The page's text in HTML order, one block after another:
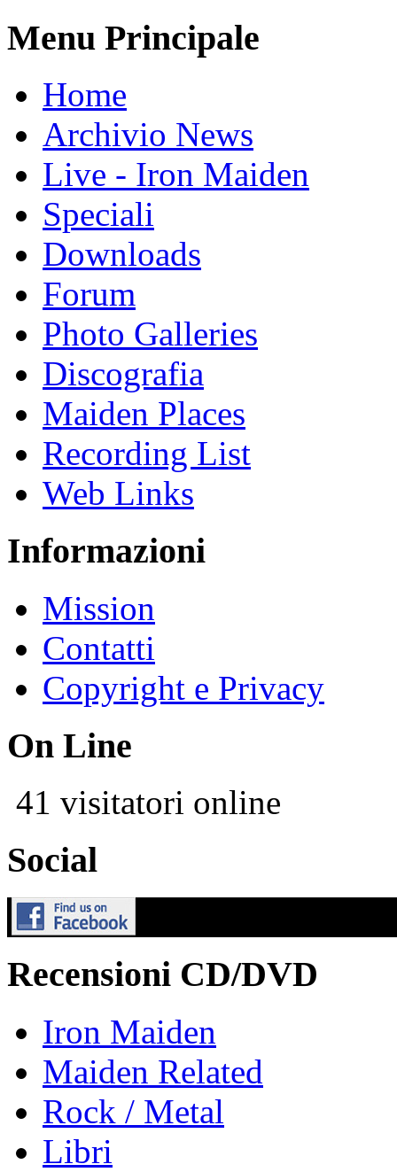
Menu Principale
Home
Archivio News
Live - Iron Maiden
Speciali
Downloads
Forum
Photo Galleries
Discografia
Maiden Places
Recording List
Web Links
Informazioni
Mission
Contatti
Copyright e Privacy
On Line
41 visitatori online
Social
Recensioni CD/DVD
Iron Maiden
Maiden Related
Rock / Metal
Libri